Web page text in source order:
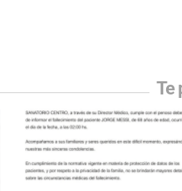
Te